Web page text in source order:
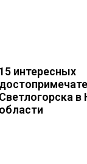
15 интересных
Светлогорска в
области